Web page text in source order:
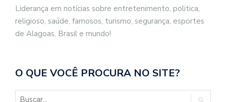
Liderança em notícias sobre entretenimento, politica,
religioso, saúde, famosos, turismo, segurança, esportes
de Alagoas, Brasil e mundo!
O QUE VOCÊ PROCURA NO SITE?